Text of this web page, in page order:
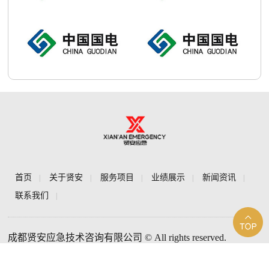
首页 关于贤安 服务项目 业绩展示 新闻资讯
联系我们
成都贤安应急技术咨询有限公司 © All rights reserved.